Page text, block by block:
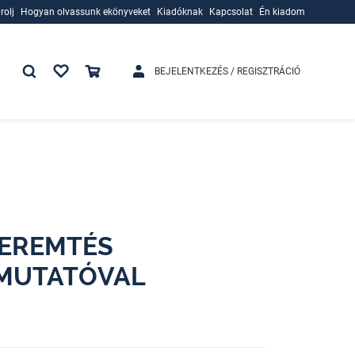
Hogyan olvassunk ekönyveket
Kiadóknak
Kapcsolat Én kiadom
BEJELENTKEZÉS / REGISZTRÁCIÓ